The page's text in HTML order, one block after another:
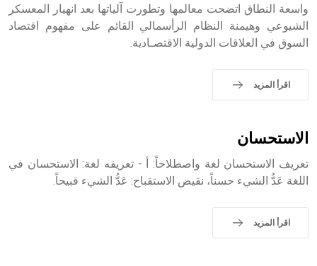
- هل تعلم أن أبجر Abgar اسم معروف جيداً يعود إلى عدد من
الملوك الذين حكموا مدينة إديسا (الرها) من أبجر الأول وحتى
sign تكتب منفصلة غير متصلة، وتعتمد المبدأ الأكوروفوني،
حيث تقتصر القيمة الصوتية للعلامة الك
واسعة النطاق اتضحت معالمها وتطورت آلياتها بعد انهيار المعسكر
الشيوعي وهيمنة النظام الرأسمالي القائم على مفهوم اقتصاد
السوق في العلاقات الدولية الاقتصـادية.
اقرأ المزيد
الاستحسان
تعريف الاستحسان لغة واصطلاحاً: أ - تعريفه لغة: الاستحسان في
اللغة عَدُّ الشيء حسناً، نقيض الاستقباح: عَدُّ الشيء قبيحاً.
اقرأ المزيد